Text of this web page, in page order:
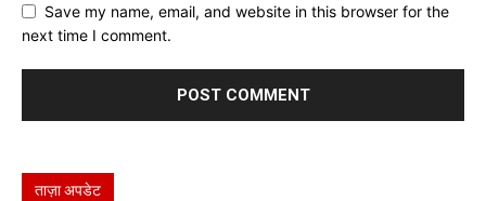
Save my name, email, and website in this browser for the
next time I comment.
ताज़ा अपडेट